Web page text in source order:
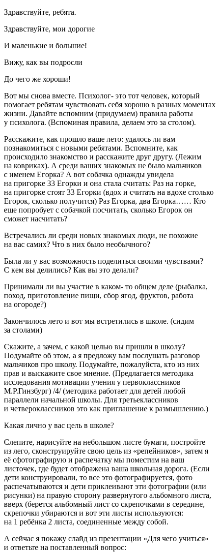
Здравствуйте, ребята.
Здравствуйте, мои дорогие
И маленькие и большие!
Вижу, как вы подросли
До чего же хороши!
Вот мы снова вместе. Психолог- это тот человек, который
помогает ребятам чувствовать себя хорошо в разных моментах
жизни. Давайте вспомним (придумаем) правила работы
у психолога. (Вспоминая правила, делаем это за столом).
Расскажите, как прошло ваше лето: удалось ли вам
познакомиться с новыми ребятами. Вспомните, как
происходило знакомство и расскажите друг другу. (Лежим
на ковриках). А среди ваших знакомых не было мальчиков
с именем Егорка? А вот собачка однажды увидела
на пригорке 33 Егорки и она стала считать: Раз на горке,
на пригорке стоят 33 Егорки (вдох и считать на вдохе столько
Егорок, сколько получится) Раз Егорка, два Егорка…… Кто
еще попробует с собачкой посчитать, сколько Егорок он
сможет насчитать?
Встречались ли среди новых знакомых люди, не похожие
на вас самих? Что в них было необычного?
Была ли у вас возможность поделиться своими чувствами?
С кем вы делились? Как вы это делали?
Принимали ли вы участие в каком- то общем деле (рыбалка,
поход, приготовление пищи, сбор ягод, фруктов, работа
на огороде?)
Закончилось лето и вот мы встретились в школе. (сидим
за столами)
Скажите, а зачем, с какой целью вы пришли в школу?
Подумайте об этом, а я предложу вам послушать разговор
мальчиков про школу. Подумайте, пожалуйста, кто из них
прав и выскажите свое мнение. (Предлагается методика
исследования мотивации учения у первоклассников
М.Р.Гинзбург) /4/ (методика работает для детей любой
параллели начальной школы. Для третьеклассников
и четвероклассников это как приглашение к размышлению.)
Какая лично у вас цель в школе?
Слепите, нарисуйте на небольшом листе бумаги, постройте
из лего, сконструируйте свою цель из «репейников», затем я
её сфотографирую и распечатку мы поместим на ваш
листочек, где будет отображена ваша школьная дорога. (Если
дети конструировали, то все это фотографируется, фото
распечатываются и дети приклеивают эти фотографии (или
рисунки) на правую сторону развернутого альбомного листа,
вверх (берется альбомный лист со скрепочками в середине,
скрепочки убираются и вот эти листы используются:
на 1 ребёнка 2 листа, соединенные между собой.
А сейчас я покажу слайд из презентации «Для чего учиться»
и ответьте на поставленный вопрос: